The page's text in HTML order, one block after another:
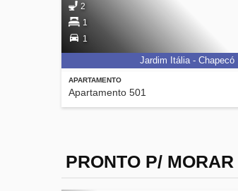
APARTAMENTO
Apartamento 501
2
1
1
Jardim Itália - Chapecó
PRONTO P/ MORAR